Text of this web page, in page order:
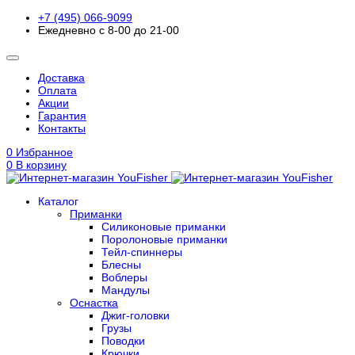
+7 (495) 066-9099
Ежедневно с 8-00 до 21-00
Доставка
Оплата
Акции
Гарантия
Контакты
0 Избранное
0 В корзину
Каталог
Приманки
Силиконовые приманки
Поролоновые приманки
Тейл-спиннеры
Блесны
Воблеры
Мандулы
Оснастка
Джиг-головки
Грузы
Поводки